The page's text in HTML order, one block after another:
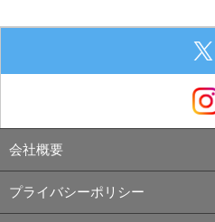
会社概要
プライバシーポリシー